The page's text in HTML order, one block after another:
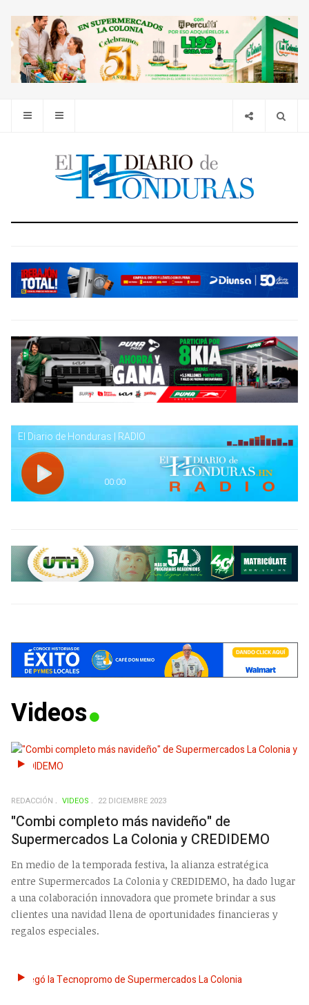
Videos
REDACCIÓN VIDEOS 22 DICIEMBRE 2023
"Combi completo más navideño" de
Supermercados La Colonia y CREDIDEMO
En medio de la temporada festiva, la alianza estratégica
entre Supermercados La Colonia y CREDIDEMO, ha dado lugar
a una colaboración innovadora que promete brindar a sus
clientes una navidad llena de oportunidades financieras y
regalos especiales.